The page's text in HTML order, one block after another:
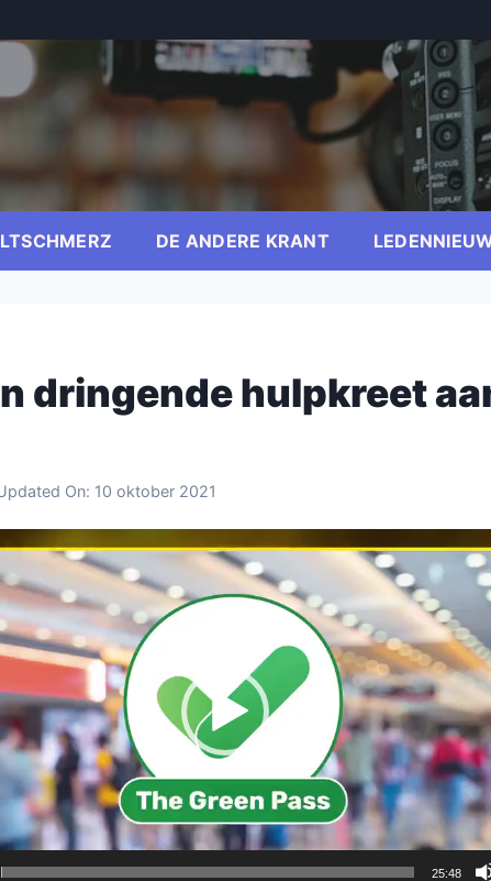
DE ANDERE KRANT
dringende hulpkreet
On: 10 oktober 2021
25:48